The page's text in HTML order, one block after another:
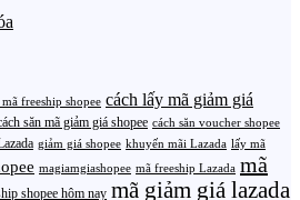
freeship shopee cách lấy mã giảm giá
săn mã giảm giá shopee cách săn voucher shopee
giảm giá shopee khuyến mãi Lazada lấy mã
magiamgiashopee mã freeship Lazada mã
shopee hôm nay mã giảm giá lazada